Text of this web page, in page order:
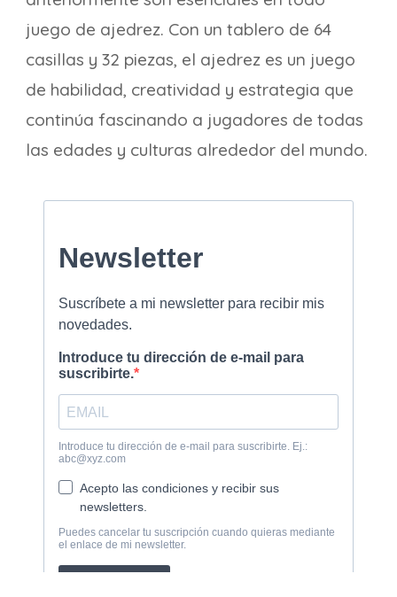
juego de ajedrez. Con un tablero de 64
casillas y 32 piezas, el ajedrez es un juego
de habilidad, creatividad y estrategia que
continúa fascinando a jugadores de todas
las edades y culturas alrededor del mundo.